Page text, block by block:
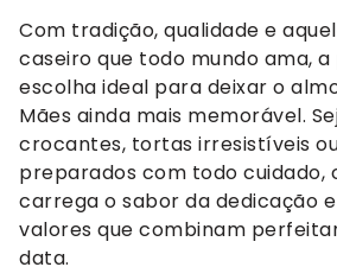
Com tradição, qualidade e
caseiro que todo mundo ama,
escolha ideal para deixar o
Mães ainda mais memorável.
crocantes, tortas irresistíveis
preparados com todo cuidado,
carrega o sabor da dedicação
valores que combinam
data.